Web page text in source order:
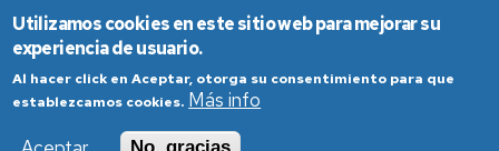
Utilizamos cookies en este sitio web para mejorar su
experiencia de usuario.
Al hacer click en Aceptar, otorga su consentimiento para que
establezcamos cookies. Más info